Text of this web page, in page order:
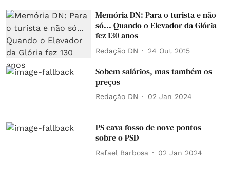
Memória DN: Para o turista e não
só... Quando o Elevador da Glória
fez 130 anos
Redação DN 24 Out 2015
Sobem salários, mas também os
preços
Redação DN 02 Jan 2024
PS cava fosso de nove pontos
sobre o PSD
Rafael Barbosa 02 Jan 2024